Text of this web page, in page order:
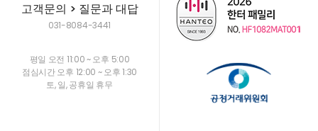
고객문의 > 질문과 대답
031-8084-3441
평일 오전 11:00 ~ 오후 5:00
점심시간 오후 12:00 ~ 오후 1:30
토, 일, 공휴일 휴무